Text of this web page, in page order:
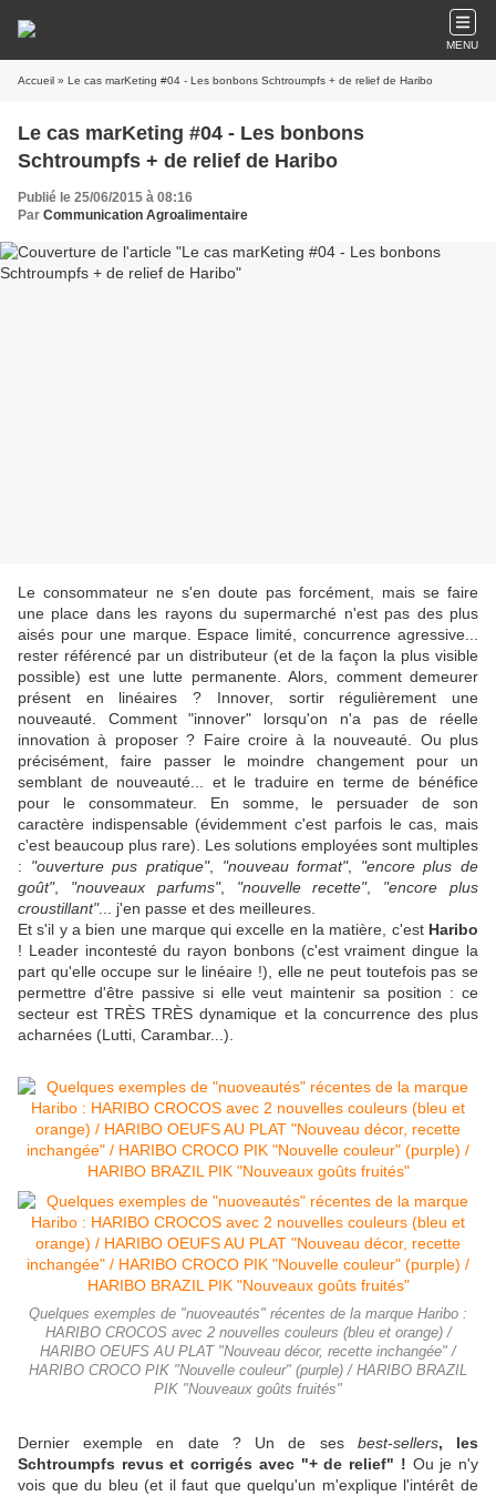
MENU
Accueil » Le cas marKeting #04 - Les bonbons Schtroumpfs + de relief de Haribo
Le cas marKeting #04 - Les bonbons
Schtroumpfs + de relief de Haribo
Publié le 25/06/2015 à 08:16
Par Communication Agroalimentaire
Le consommateur ne s'en doute pas forcément, mais se faire
une place dans les rayons du supermarché n'est pas des plus
aisés pour une marque. Espace limité, concurrence agressive...
rester référencé par un distributeur (et de la façon la plus visible
possible) est une lutte permanente. Alors, comment demeurer
présent en linéaires ? Innover, sortir régulièrement une
nouveauté. Comment "innover" lorsqu'on n'a pas de réelle
innovation à proposer ? Faire croire à la nouveauté. Ou plus
précisément, faire passer le moindre changement pour un
semblant de nouveauté... et le traduire en terme de bénéfice
pour le consommateur. En somme, le persuader de son
caractère indispensable (évidemment c'est parfois le cas, mais
c'est beaucoup plus rare). Les solutions employées sont multiples
: "ouverture pus pratique", "nouveau format", "encore plus de
goût", "nouveaux parfums", "nouvelle recette", "encore plus
croustillant"... j'en passe et des meilleures.
Et s'il y a bien une marque qui excelle en la matière, c'est Haribo
! Leader incontesté du rayon bonbons (c'est vraiment dingue la
part qu'elle occupe sur le linéaire !), elle ne peut toutefois pas se
permettre d'être passive si elle veut maintenir sa position : ce
secteur est TRÈS TRÈS dynamique et la concurrence des plus
acharnées (Lutti, Carambar...).
Quelques exemples de "nuoveautés" récentes de la marque Haribo :
HARIBO CROCOS avec 2 nouvelles couleurs (bleu et orange) /
HARIBO OEUFS AU PLAT "Nouveau décor, recette inchangée" /
HARIBO CROCO PIK "Nouvelle couleur" (purple) / HARIBO BRAZIL
PIK "Nouveaux goûts fruités"
Dernier exemple en date ? Un de ses best-sellers, les
Schtroumpfs revus et corrigés avec "+ de relief" ! Ou je n'y
vois que du bleu (et il faut que quelqu'un m'explique l'intérêt de